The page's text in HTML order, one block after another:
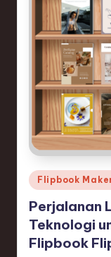
o
f
t
w
a
Posted
in
Flipbook
Perjalanan
Teknologi
Flipbook